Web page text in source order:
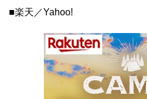
■楽天／Yahoo!